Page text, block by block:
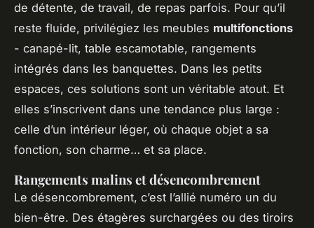
de détente, de travail, de repas parfois. Pour qu’il
reste fluide, privilégiez les meubles multifonctions
- canapé-lit, table escamotable, rangements
intégrés dans les banquettes. Dans les petits
espaces, ces solutions sont un véritable atout. Et
elles s’inscrivent dans une tendance plus large :
celle d’un intérieur léger, où chaque objet a sa
fonction, son charme… et sa place.
Rangements malins et désencombrement
Le désencombrement, c’est l’allié numéro un du
bien-être. Des étagères surchargées ou des tiroirs